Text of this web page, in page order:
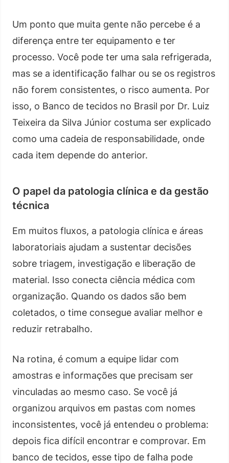
Um ponto que muita gente não percebe é a
diferença entre ter equipamento e ter
processo. Você pode ter uma sala refrigerada,
mas se a identificação falhar ou se os registros
não forem consistentes, o risco aumenta. Por
isso, o Banco de tecidos no Brasil por Dr. Luiz
Teixeira da Silva Júnior costuma ser explicado
como uma cadeia de responsabilidade, onde
cada item depende do anterior.
O papel da patologia clínica e da gestão
técnica
Em muitos fluxos, a patologia clínica e áreas
laboratoriais ajudam a sustentar decisões
sobre triagem, investigação e liberação de
material. Isso conecta ciência médica com
organização. Quando os dados são bem
coletados, o time consegue avaliar melhor e
reduzir retrabalho.
Na rotina, é comum a equipe lidar com
amostras e informações que precisam ser
vinculadas ao mesmo caso. Se você já
organizou arquivos em pastas com nomes
inconsistentes, você já entendeu o problema:
depois fica difícil encontrar e comprovar. Em
banco de tecidos, esse tipo de falha pode